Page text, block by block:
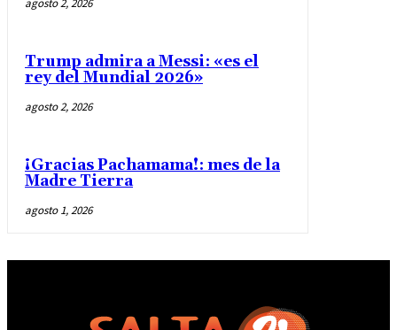
Trump admira a Messi: «es el
rey del Mundial 2026»
agosto 2, 2026
¡Gracias Pachamama!: mes de la
Madre Tierra
agosto 1, 2026